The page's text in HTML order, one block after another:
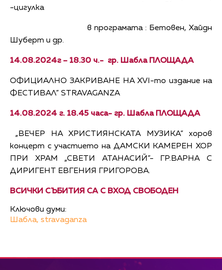
-цигулка
в програмата : Бетовен, Хайдн
Шуберт и др.
14.08.2024г – 18.30 ч.- гр. Шабла ПЛОЩАДА
ОФИЦИАЛНО ЗАКРИВАНЕ НА XVI-то издание на
ФЕСТИВАЛ” STRAVAGANZA
14.08.2024 г. 18.45 часа- гр. Шабла ПЛОЩАДА
„ВЕЧЕР НА ХРИСТИЯНСКАТА МУЗИКА” хоров
концерт с участието на ДАМСКИ КАМЕРЕН ХОР
ПРИ ХРАМ „СВЕТИ АТАНАСИЙ”- ГР.ВАРНА С
ДИРИГЕНТ ЕВГЕНИЯ ГРИГОРОВА.
ВСИЧКИ СЪБИТИЯ СА С ВХОД СВОБОДЕН
Ключови думи:
Шабла, stravaganza